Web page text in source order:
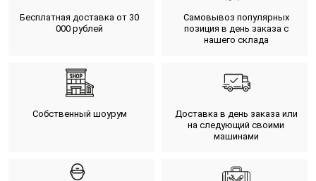
Бесплатная доставка от 30
000 рублей
Самовывоз популярных
позиция в день заказа с
нашего склада
Собственный шоурум
Доставка в день заказа или
на следующий своими
машинами